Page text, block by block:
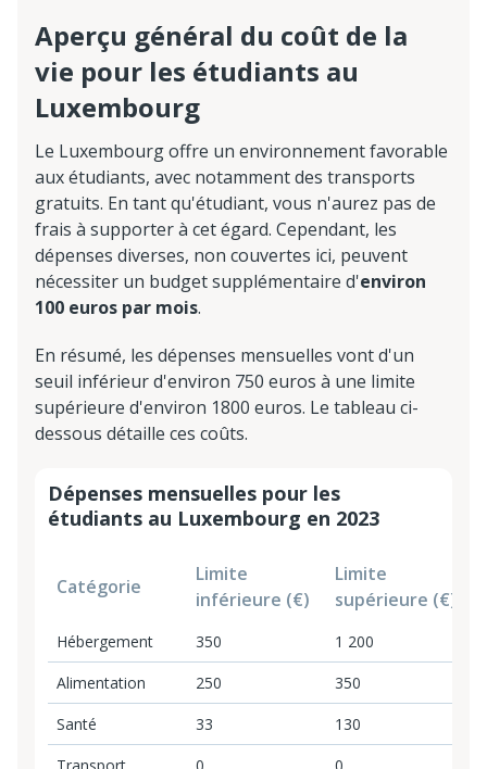
Aperçu général du coût de la
vie pour les étudiants au
Luxembourg
Le Luxembourg offre un environnement favorable
aux étudiants, avec notamment des transports
gratuits. En tant qu'étudiant, vous n'aurez pas de
frais à supporter à cet égard. Cependant, les
dépenses diverses, non couvertes ici, peuvent
nécessiter un budget supplémentaire d'environ
100 euros par mois.
En résumé, les dépenses mensuelles vont d'un
seuil inférieur d'environ 750 euros à une limite
supérieure d'environ 1800 euros. Le tableau ci-
dessous détaille ces coûts.
Dépenses mensuelles pour les
étudiants au Luxembourg en 2023
Catégorie
Limite
inférieure (€)
Limite
supérieure (€)
Hébergement 350
1 200
Alimentation
250
350
Santé
33
130